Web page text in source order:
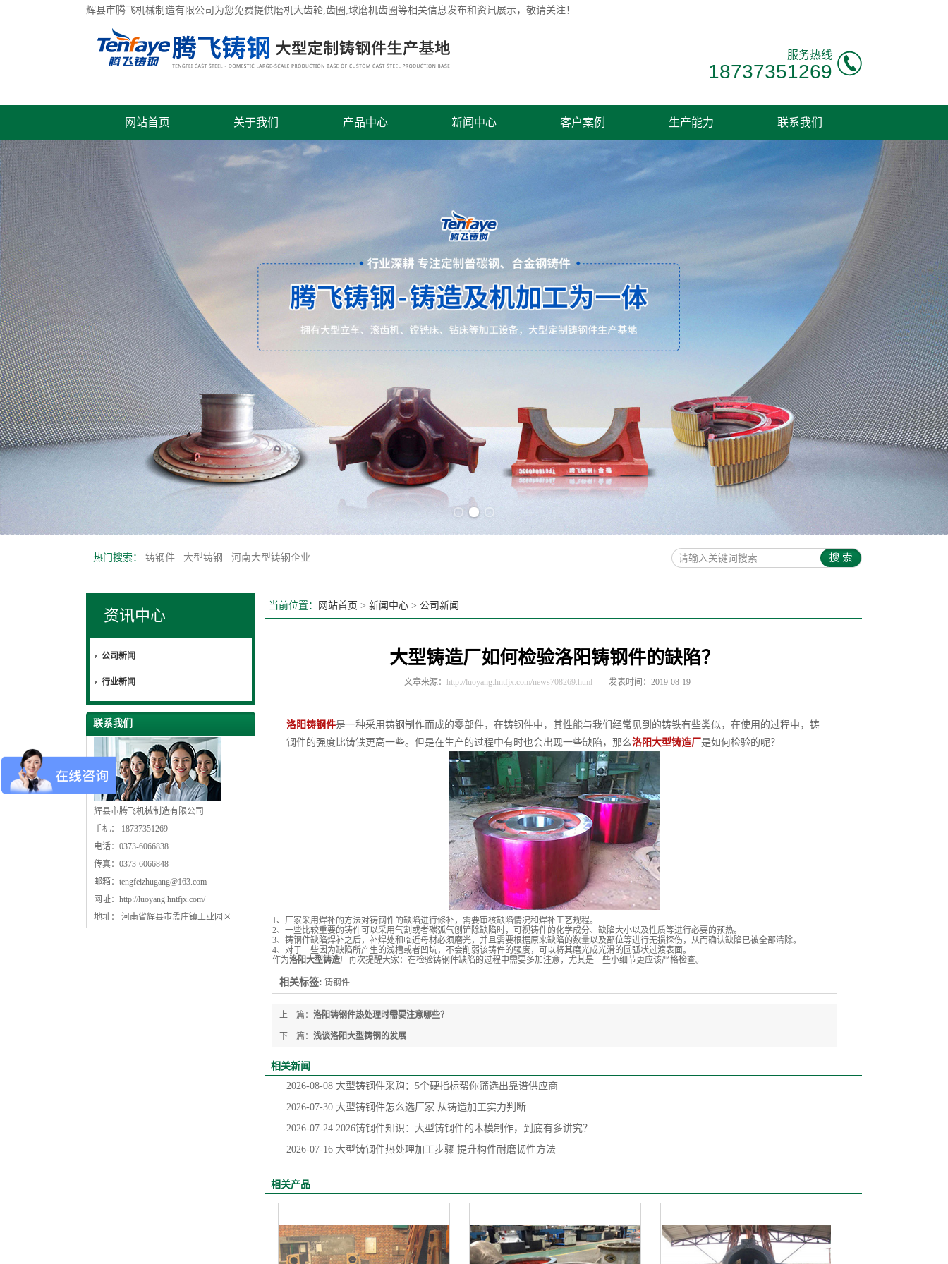
辉县市腾飞机械制造有限公司为您免费提供磨机大齿轮,齿圈,球磨机齿圈等相关信息发布和资讯展示，敬请关注！
服务热线
18737351269
网站首页 关于我们 产品中心 新闻中心 客户案例 生产能力 联系我们
热门搜索： 铸钢件 大型铸钢 河南大型铸钢企业
资讯中心
公司新闻
行业新闻
联系我们
辉县市腾飞机械制造有限公司
手机： 18737351269
电话：0373-6066838
传真：0373-6066848
邮箱： tengfeizhugang@163.com
网址： http://luoyang.hntfjx.com/
地址： 河南省辉县市孟庄镇工业园区
当前位置： 网站首页 > 新闻中心 > 公司新闻
大型铸造厂如何检验洛阳铸钢件的缺陷？
文章来源： http://luoyang.hntfjx.com/news708269.html 发表时间：2019-08-19
洛阳铸钢件是一种采用铸钢制作而成的零部件，在铸钢件中，其性能与我们经常见到的铸铁有些类似，在使用的过程中，铸
钢件的强度比铸铁更高一些。但是在生产的过程中有时也会出现一些缺陷，那么洛阳大型铸造厂 是如何检验的呢？
1、厂家采用焊补的方法对铸钢件的缺陷进行修补，需要审核缺陷情况和焊补工艺规程。
2、一些比较重要的铸件可以采用气割或者碳弧气刨铲除缺陷时，可视铸件的化学成分、缺陷大小以及性质等进行必要的预热。
3、铸钢件缺陷焊补之后，补焊处和临近母材必须磨光，并且需要根据原来缺陷的数量以及部位等进行无损探伤，从而确认缺陷已被全部清除。
4、对于一些因为缺陷所产生的浅槽或者凹坑，不会削弱该铸件的强度，可以将其磨光成光滑的圆弧状过渡表面。
作为洛阳大型铸造厂再次提醒大家：在检验铸钢件缺陷的过程中需要多加注意，尤其是一些小细节更应该严格检查。
相关标签: 铸钢件
上一篇： 洛阳铸钢件热处理时需要注意哪些？
下一篇： 浅谈洛阳大型铸钢的发展
相关新闻
2026-08-08 大型铸钢件采购：5个硬指标帮你筛选出靠谱供应商
2026-07-30 大型铸钢件怎么选厂家 从铸造加工实力判断
2026-07-24 2026铸钢件知识：大型铸钢件的木模制作，到底有多讲究？
2026-07-16 大型铸钢件热处理加工步骤 提升构件耐磨韧性方法
相关产品